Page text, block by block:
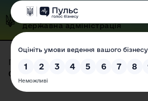
Одеська обласна
державна адміністрація
Головна Прес-центр |